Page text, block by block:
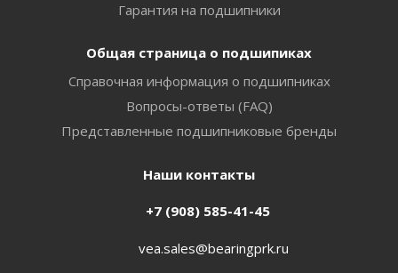
Гарантия на подшипники
Общая страница о подшипиках
Справочная информация о подшипниках
Вопросы-ответы (FAQ)
Представленные подшипниковые бренды
Наши контакты
+7 (908) 585-41-45
vea.sales@bearingprk.ru